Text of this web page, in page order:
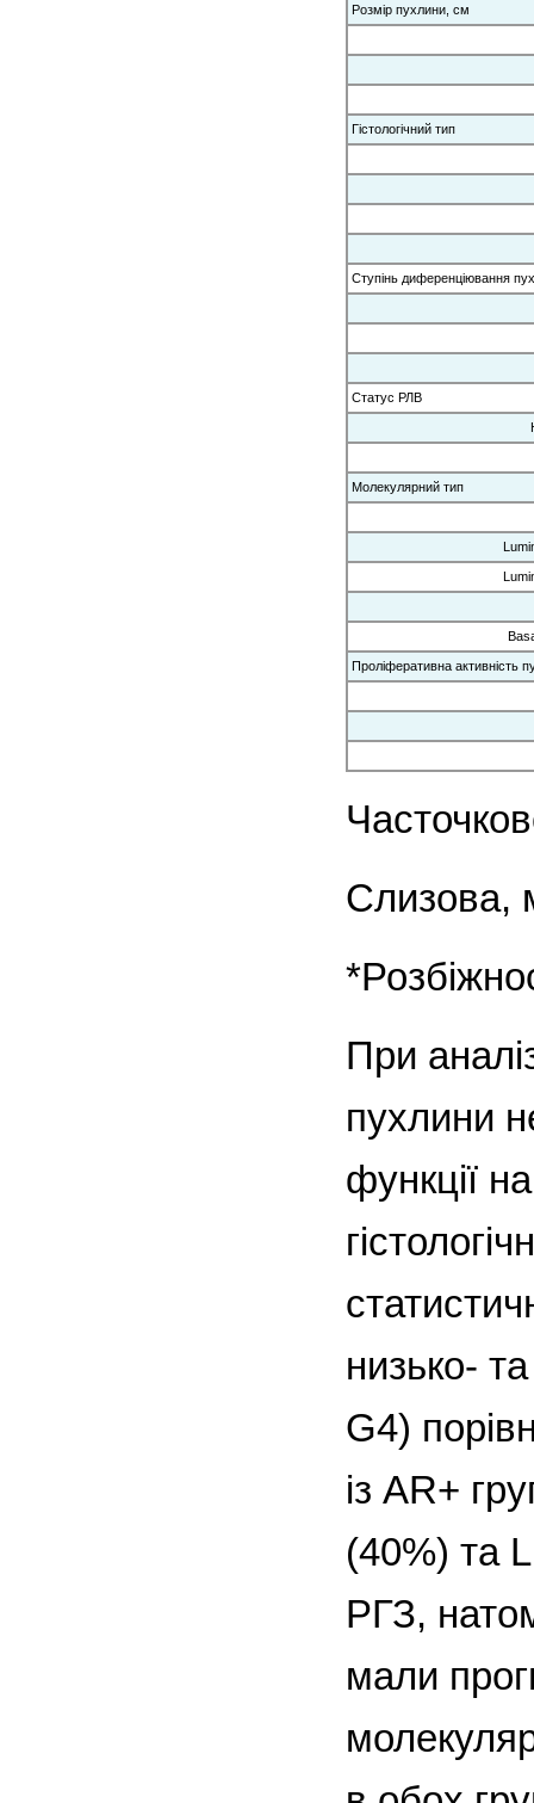
Розмір пухлини, см
Гістологічний тип
Ступінь диференціювання
Статус РЛВ
Молекулярний тип
Проліферативна активність
Слизова,
При
пухлини
функції
низько-
G4)
із AR+
(40%) та
РГЗ,
мали